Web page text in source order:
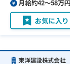
月給約42〜58万円
お気に入り
東洋建設株式会社